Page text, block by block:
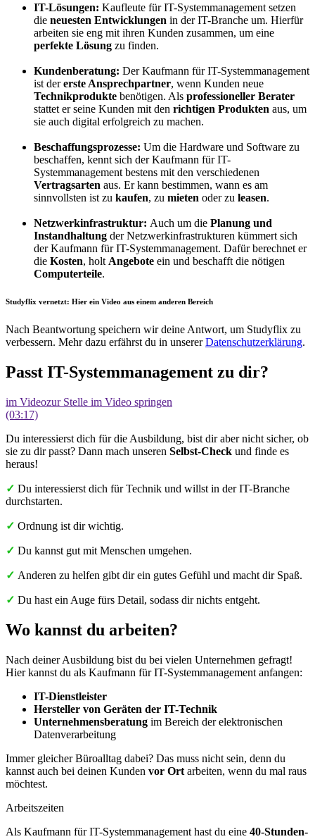
IT-Lösungen: Kaufleute für IT-Systemmanagement setzen
die neuesten Entwicklungen in der IT-Branche um. Hierfür
arbeiten sie eng mit ihren Kunden zusammen, um eine
perfekte Lösung zu finden.
Kundenberatung: Der Kaufmann für IT-Systemmanagement
ist dererste Ansprechpartner, wenn Kunden neue
Technikprodukte benötigen. Als professioneller Berater
stattet er seine Kunden mit den richtigen Produkten aus, um
sie auch digital erfolgreich zu machen.
Beschaffungsprozesse: Um die Hardware und Software zu
beschaffen, kennt sich der Kaufmann für IT-
Systemmanagement bestens mit den verschiedenen
Vertragsarten aus. Er kann bestimmen, wann es am
sinnvollsten ist zu kaufen, zu mieten oder zu leasen.
Netzwerkinfrastruktur: Auch um die Planung und
Instandhaltung der Netzwerkinfrastrukturen kümmert sich
der Kaufmann für IT-Systemmanagement. Dafür berechnet er
die Kosten, holt Angebote ein und beschafft die nötigen
Computerteile.
Studyflix vernetzt: Hier ein Video aus einem anderen Bereich
Nach Beantwortung speichern wir deine Antwort, um Studyflix zu
verbessern. Mehr dazu erfährst du in unsererDatenschutzerklärung.
Passt IT-Systemmanagement zu dir?
im Videozur Stelle im Video springen
(03:17)
Du interessierst dich für die Ausbildung, bist dir aber nicht sicher, ob
sie zu dir passt? Dann mach unseren Selbst-Check und finde es
heraus!
✓ Du interessierst dich für Technik und willst in der IT-Branche
durchstarten.
✓ Ordnung ist dir wichtig.
✓ Du kannst gut mit Menschen umgehen.
✓ Anderen zu helfen gibt dir ein gutes Gefühl und macht dir Spaß.
✓ Du hast ein Auge fürs Detail, sodass dir nichts entgeht.
Wo kannst du arbeiten?
Nach deiner Ausbildung bist du bei vielen Unternehmen gefragt!
Hier kannst du als Kaufmann für IT-Systemmanagement anfangen:
IT-Dienstleister
Hersteller von Geräten der IT-Technik
Unternehmensberatung im Bereich der elektronischen
Datenverarbeitung
Immer gleicher Büroalltag dabei? Das muss nicht sein, denn du
kannst auch bei deinen Kunden vor Ort arbeiten, wenn du mal raus
möchtest.
Arbeitszeiten
Als Kaufmann für IT-Systemmanagement hast du eine 40-Stunden-